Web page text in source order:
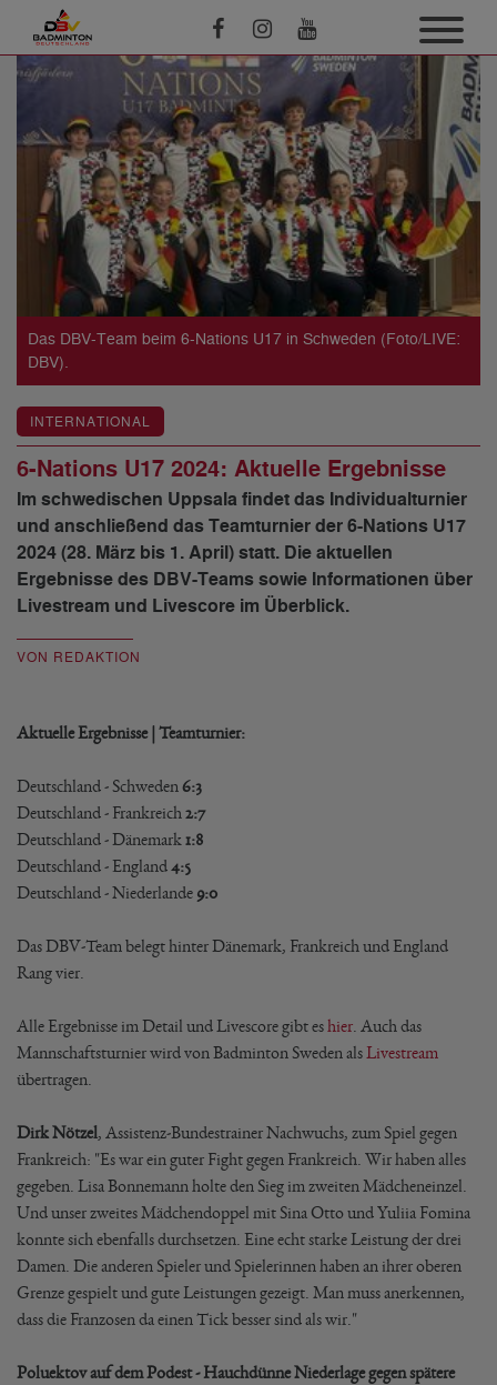
Das DBV-Team beim 6-Nations U17 in Schweden (Foto/LIVE:
DBV).
INTERNATIONAL
6-Nations U17 2024: Aktuelle Ergebnisse
Im schwedischen Uppsala findet das Individualturnier
und anschließend das Teamturnier der 6-Nations U17
2024 (28. März bis 1. April) statt. Die aktuellen
Ergebnisse des DBV-Teams sowie Informationen über
Livestream und Livescore im Überblick.
VON REDAKTION
Aktuelle Ergebnisse | Teamturnier:
Deutschland - Schweden 6:3
Deutschland - Frankreich 2:7
Deutschland - Dänemark 1:8
Deutschland - England4:5
Deutschland - Niederlande 9:0
Das DBV-Team belegt hinter Dänemark, Frankreich und England
Rang vier.
Alle Ergebnisse im Detail und Livescore gibt eshier . Auch das
Mannschaftsturnier wird von Badminton Sweden als Livestream
übertragen.
Dirk Nötzel, Assistenz-Bundestrainer Nachwuchs, zum Spiel gegen
Frankreich: "Es war ein guter Fight gegen Frankreich. Wir haben alles
gegeben. Lisa Bonnemann holte den Sieg im zweiten Mädcheneinzel.
Und unser zweites Mädchendoppel mit Sina Otto und Yuliia Fomina
konnte sich ebenfalls durchsetzen. Eine echt starke Leistung der drei
Damen. Die anderen Spieler und Spielerinnen haben an ihrer oberen
Grenze gespielt und gute Leistungen gezeigt. Man muss anerkennen,
dass die Franzosen da einen Tick besser sind als wir."
Poluektov auf dem Podest - Hauchdünne Niederlage gegen spätere